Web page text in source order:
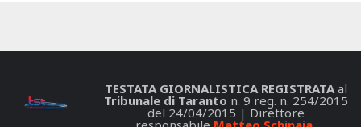
TESTATA GIORNALISTICA REGISTRATAal
Tribunale di Taranto n. 9 reg. n. 254/2015
del 24/04/2015 | Direttore